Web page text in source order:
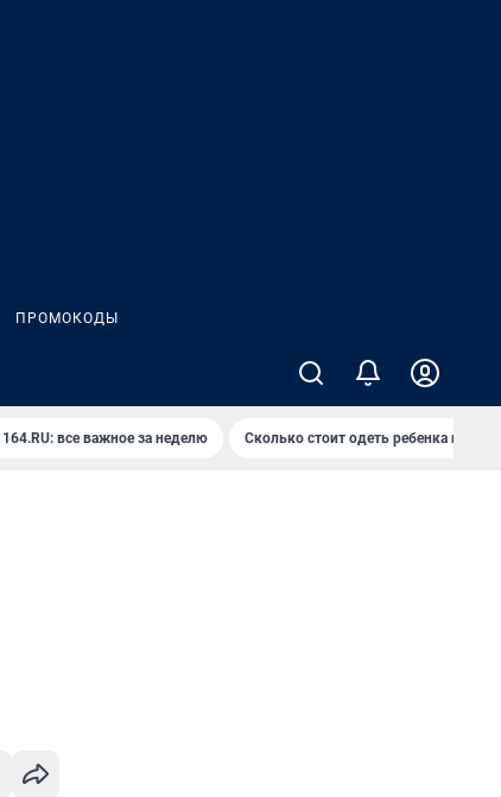
ПРОМОКОДЫ
все важное за неделю Сколько стоит одеть ребенка на